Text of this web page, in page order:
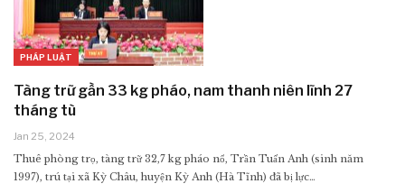
PHÁP LUẬT
Tàng trữ gần 33 kg pháo, nam thanh niên lĩnh 27
tháng tù
Jan 25, 2024
Thuê phòng trọ, tàng trữ 32,7 kg pháo nổ, Trần Tuấn Anh (sinh năm
1997), trú tại xã Kỳ Châu, huyện Kỳ Anh (Hà Tĩnh) đã bị lực…